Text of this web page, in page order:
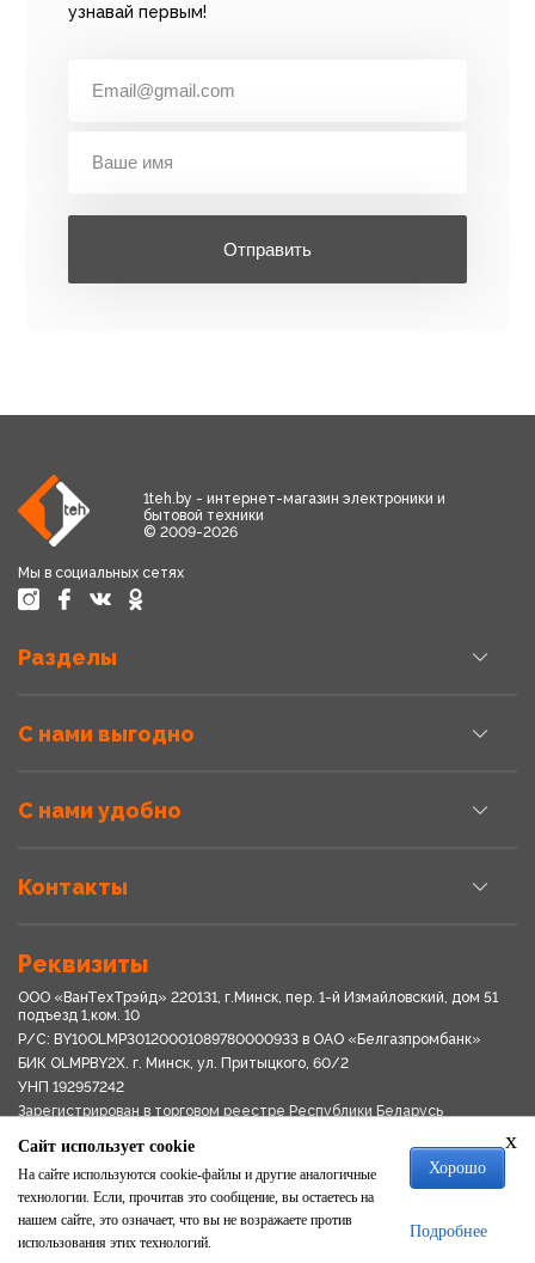
узнавай первым!
Отправить
1teh.by - интернет-магазин электроники и
бытовой техники
© 2009-2026
Мы в социальных сетях
Разделы
С нами выгодно
С нами удобно
Контакты
Реквизиты
ООО «ВанТехТрэйд» 220131, г.Минск, пер. 1-й Измайловский, дом 51
подъезд 1,ком. 10
Р/С: BY10OLMP30120001089780000933 в OАО «Белгазпромбанк»
БИК OLMPBY2X. г. Минск, ул. Притыцкого, 60/2
УНП 192957242
Зарегистрирован в торговом реестре Республики Беларусь
Свидетельство о регистрации № 192957242выдано 18.08.2017
Мингориспоплком
Политика обработки персональных данных
Положение о системе видеонаблюдения
Политика в отношении обработки файлов cookie
x
Сайт использует cookie
На сайте используются cookie-файлы и другие аналогичные
технологии. Если, прочитав это сообщение, вы остаетесь на
нашем сайте, это означает, что вы не возражаете против
использования этих технологий.
Хорошо
Подробнее